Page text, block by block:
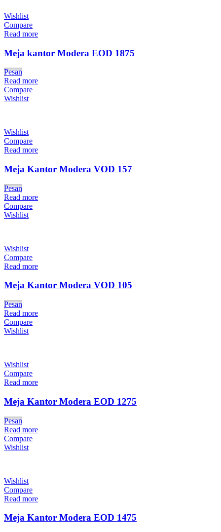
Wishlist
Compare
Read more
Meja kantor Modera EOD 1875
Pesan
Read more
Compare
Wishlist
Wishlist
Compare
Read more
Meja Kantor Modera VOD 157
Pesan
Read more
Compare
Wishlist
Wishlist
Compare
Read more
Meja Kantor Modera VOD 105
Pesan
Read more
Compare
Wishlist
Wishlist
Compare
Read more
Meja Kantor Modera EOD 1275
Pesan
Read more
Compare
Wishlist
Wishlist
Compare
Read more
Meja Kantor Modera EOD 1475